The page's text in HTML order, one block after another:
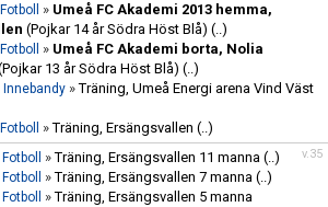
» Umeå FC Akademi 2013 hemma,
(Pojkar 14 år Södra Höst Blå) (..)
» Umeå FC Akademi borta, Nolia
13 år Södra Höst Blå) (..)
»Träning, Umeå Energi arena Vind Väst
»Träning, Ersängsvallen (..)
v.35
»Träning, Ersängsvallen 11 manna (..)
»Träning, Ersängsvallen 7 manna (..)
»Träning, Ersängsvallen 5 manna